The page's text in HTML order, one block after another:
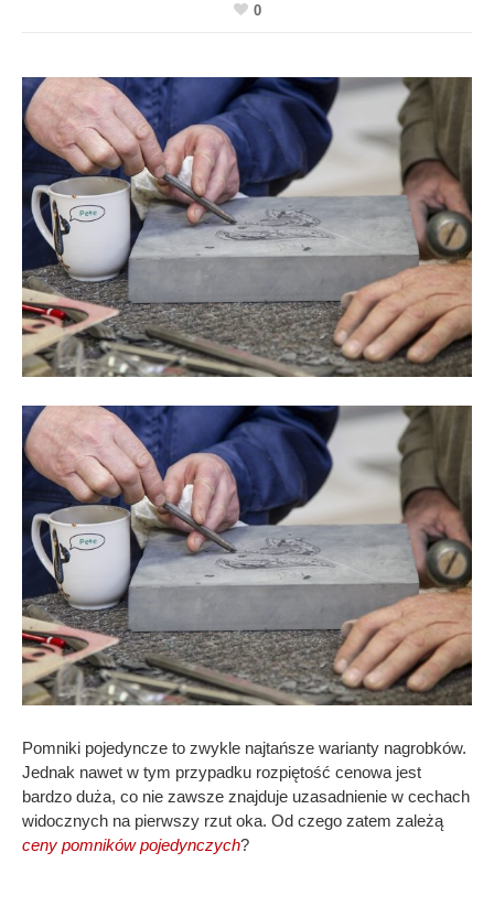
0
Pomniki pojedyncze to zwykle najtańsze warianty nagrobków.
Jednak nawet w tym przypadku rozpiętość cenowa jest
bardzo duża, co nie zawsze znajduje uzasadnienie w cechach
widocznych na pierwszy rzut oka. Od czego zatem zależą
ceny pomników pojedynczych?